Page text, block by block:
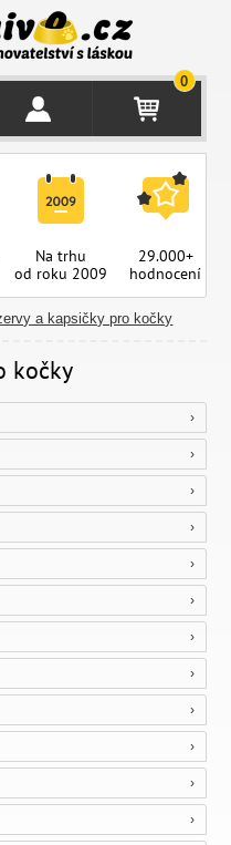
0
Na trhu
od roku 2009
29.000+
hodnocení
a kapsičky pro kočky
kočky